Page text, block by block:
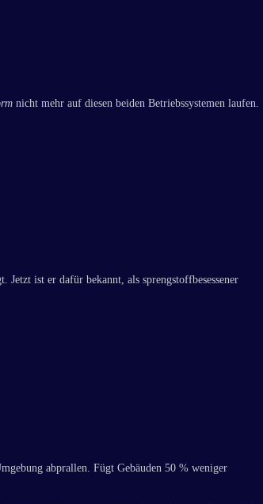
nicht mehr auf diesen beiden Betriebssystemen laufen.
ist er dafür bekannt, als sprengstoffbesessener
abprallen. Fügt Gebäuden 50 % weniger